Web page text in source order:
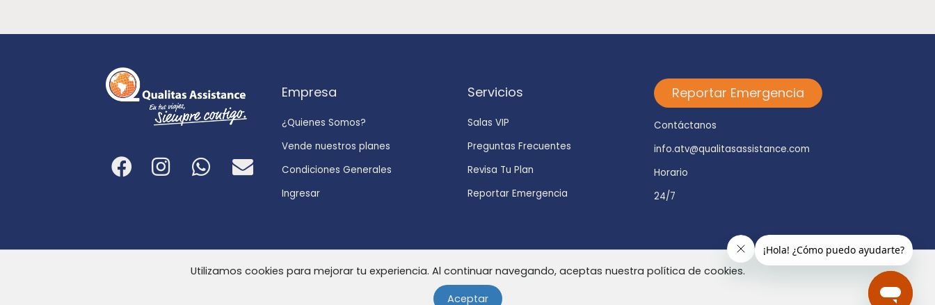
Empresa
¿Quienes Somos?
Vende nuestros planes
Condiciones Generales
Ingresar
Servicios
Salas VIP
Preguntas Frecuentes
Revisa Tu Plan
Reportar Emergencia
Reportar Emergencia
Contáctanos
info.atv@qualitasassistance.com
Horario
24/7
© Copyright 2026 | Qualitas Assistance | Todos los derechos reservados ®
Utilizamos cookies para mejorar tu experiencia. Al continuar navegando, aceptas nuestra política de cookies.
Aceptar